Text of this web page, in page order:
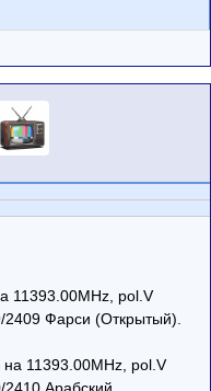
11393.00MHz, pol.V
Фарси (Открытый).
на 11393.00MHz, pol.V